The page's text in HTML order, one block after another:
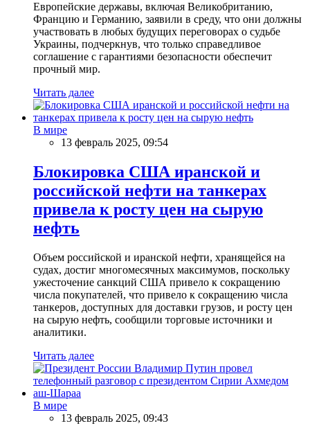
Европейские державы, включая Великобританию,
Францию и Германию, заявили в среду, что они должны
участвовать в любых будущих переговорах о судьбе
Украины, подчеркнув, что только справедливое
соглашение с гарантиями безопасности обеспечит
прочный мир.
Читать далее
В мире
13 февраль 2025, 09:54
Блокировка США иранской и
российской нефти на танкерах
привела к росту цен на сырую
нефть
Объем российской и иранской нефти, хранящейся на
судах, достиг многомесячных максимумов, поскольку
ужесточение санкций США привело к сокращению
числа покупателей, что привело к сокращению числа
танкеров, доступных для доставки грузов, и росту цен
на сырую нефть, сообщили торговые источники и
аналитики.
Читать далее
В мире
13 февраль 2025, 09:43